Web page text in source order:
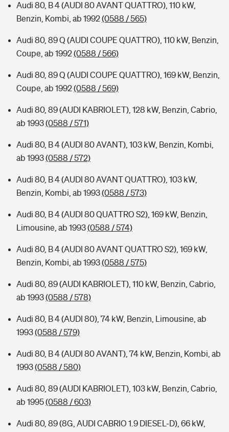
Audi 80, B 4 (AUDI 80 AVANT QUATTRO), 110 kW,
Benzin, Kombi, ab 1992(0588 / 565)
Audi 80, 89 Q (AUDI COUPE QUATTRO), 110 kW, Benzin,
Coupe, ab 1992(0588 / 566)
Audi 80, 89 Q (AUDI COUPE QUATTRO), 169 kW, Benzin,
Coupe, ab 1992(0588 / 569)
Audi 80, 89 (AUDI KABRIOLET), 128 kW, Benzin, Cabrio,
ab 1993(0588 / 571)
Audi 80, B 4 (AUDI 80 AVANT), 103 kW, Benzin, Kombi,
ab 1993(0588 / 572)
Audi 80, B 4 (AUDI 80 AVANT QUATTRO), 103 kW,
Benzin, Kombi, ab 1993(0588 / 573)
Audi 80, B 4 (AUDI 80 QUATTRO S2), 169 kW, Benzin,
Limousine, ab 1993(0588 / 574)
Audi 80, B 4 (AUDI 80 AVANT QUATTRO S2), 169 kW,
Benzin, Kombi, ab 1993(0588 / 575)
Audi 80, 89 (AUDI KABRIOLET), 110 kW, Benzin, Cabrio,
ab 1993(0588 / 578)
Audi 80, B 4 (AUDI 80), 74 kW, Benzin, Limousine, ab
1993(0588 / 579)
Audi 80, B 4 (AUDI 80 AVANT), 74 kW, Benzin, Kombi, ab
1993(0588 / 580)
Audi 80, 89 (AUDI KABRIOLET), 103 kW, Benzin, Cabrio,
ab 1995(0588 / 603)
Audi 80, 89 (8G, AUDI CABRIO 1.9 DIESEL-D), 66 kW,